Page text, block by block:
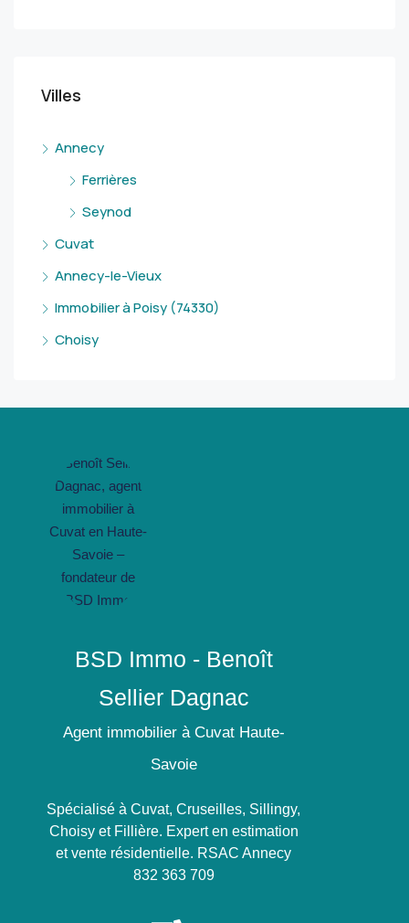
Villes
Annecy
Ferrières
Seynod
Cuvat
Annecy-le-Vieux
Immobilier à Poisy (74330)
Choisy
BSD Immo - Benoît
Sellier Dagnac
Agent immobilier à Cuvat Haute-
Savoie
Spécialisé à Cuvat, Cruseilles, Sillingy,
Choisy et Fillière. Expert en estimation
et vente résidentielle. RSAC Annecy
832 363 709